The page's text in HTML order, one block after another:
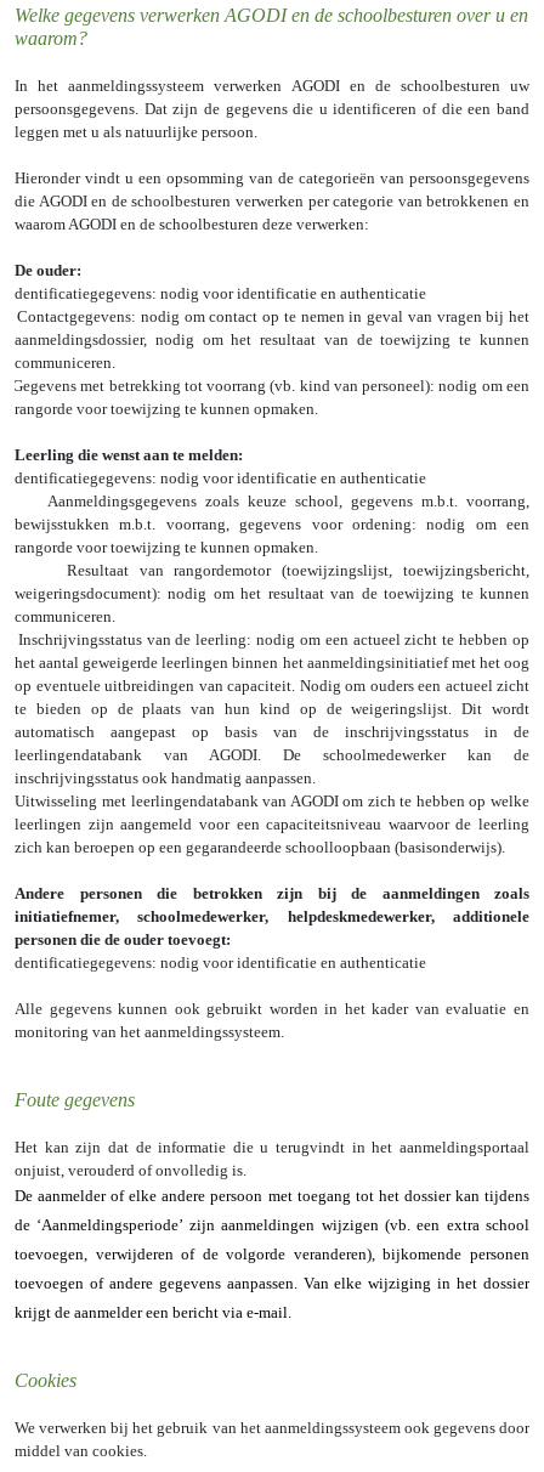
Welke gegevens verwerken AGODI en de schoolbesturen over u en
waarom?
In het aanmeldingssysteem verwerken AGODI en de schoolbesturen uw
persoonsgegevens. Dat zijn de gegevens die u identificeren of die een band
leggen met u als natuurlijke persoon.
Hieronder vindt u een opsomming van de categorieën van persoonsgegevens
die AGODI en de schoolbesturen verwerken per categorie van betrokkenen en
waarom AGODI en de schoolbesturen deze verwerken:
De ouder:
Identificatiegegevens: nodig voor identificatie en authenticatie
Contactgegevens: nodig om contact op te nemen in geval van vragen bij het
aanmeldingsdossier, nodig om het resultaat van de toewijzing te kunnen
communiceren.
Gegevens met betrekking tot voorrang (vb. kind van personeel): nodig om een
rangorde voor toewijzing te kunnen opmaken.
Leerling die wenst aan te melden:
Identificatiegegevens: nodig voor identificatie en authenticatie
Aanmeldingsgegevens zoals keuze school, gegevens m.b.t. voorrang,
bewijsstukken m.b.t. voorrang, gegevens voor ordening: nodig om een
rangorde voor toewijzing te kunnen opmaken.
Resultaat van rangordemotor (toewijzingslijst, toewijzingsbericht,
weigeringsdocument): nodig om het resultaat van de toewijzing te kunnen
communiceren.
Inschrijvingsstatus van de leerling: nodig om een actueel zicht te hebben op
het aantal geweigerde leerlingen binnen het aanmeldingsinitiatief met het oog
op eventuele uitbreidingen van capaciteit. Nodig om ouders een actueel zicht
te bieden op de plaats van hun kind op de weigeringslijst. Dit wordt
automatisch aangepast op basis van de inschrijvingsstatus in de
leerlingendatabank van AGODI. De schoolmedewerker kan de
inschrijvingsstatus ook handmatig aanpassen.
Uitwisseling met leerlingendatabank van AGODI om zich te hebben op welke
leerlingen zijn aangemeld voor een capaciteitsniveau waarvoor de leerling
zich kan beroepen op een gegarandeerde schoolloopbaan (basisonderwijs).
Andere personen die betrokken zijn bij de aanmeldingen zoals
initiatiefnemer, schoolmedewerker, helpdeskmedewerker, additionele
personen die de ouder toevoegt:
Identificatiegegevens: nodig voor identificatie en authenticatie
Alle gegevens kunnen ook gebruikt worden in het kader van evaluatie en
monitoring van het aanmeldingssysteem.
Foute gegevens
Het kan zijn dat de informatie die u terugvindt in het aanmeldingsportaal
onjuist, verouderd of onvolledig is.
De aanmelder of elke andere persoon met toegang tot het dossier kan tijdens
de ‘Aanmeldingsperiode’ zijn aanmeldingen wijzigen (vb. een extra school
toevoegen, verwijderen of de volgorde veranderen), bijkomende personen
toevoegen of andere gegevens aanpassen. Van elke wijziging in het dossier
krijgt de aanmelder een bericht via e-mail.
Cookies
We verwerken bij het gebruik van het aanmeldingssysteem ook gegevens door
middel van cookies.